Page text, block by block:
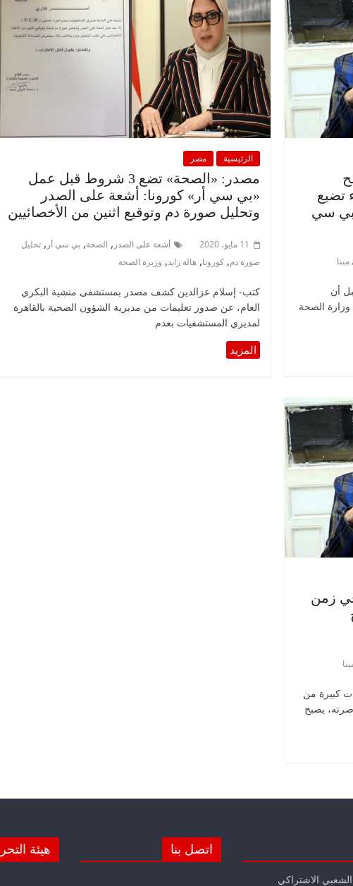
تضيع
سي
أن
الصحة
الرئيسية مصر
مصدر: «الصحة» تضع 3 شروط قبل عمل
«بي سي أر» كورونا: أشعة على الصدر
وتحليل صورة دم وتوقيع اثنين من الأخصائيين
11 مايو، 2020 أشعة على الصدر ,الصحة,بي سي أر ,تحليل
صورة دم,كورونا,هالة زايد, وزيرة الصحة
كتب- إسلام عزالدين كشف مصدر بمستشفى منشية البكري
العام، عن صدور تعليمات من مديرية الشؤون الصحية بالقاهرة
لمديري المستشفيات بعدم
زمن
كبيرة من
يصبح
مقعد شاغر على مائدة الإفطار..
حسين عبدالهادي فارس مقاومة
الخصخصة الذي دافع عن المال العام
(بروفايل)
21 فبراير، 2026
مصر ناس وناس
د. نور فرحات فقيه
عن قضايا الوطن وانحاز
الاشتراكي
اتصل بنا هيئة